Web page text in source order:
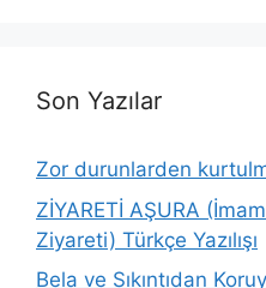
Son Yazılar
Zor durunlarden
ZİYARETİ AŞURA
Ziyareti) Türkçe Yazılışı
Bela ve Sıkıntıdan